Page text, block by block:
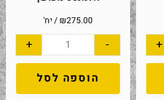
+
₪275.00 / יח'
-
+
הוספה לסל